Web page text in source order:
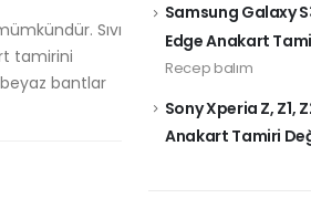
Sıvı
tamirini
beyaz bantlar
Samsung Galaxy
Edge Anakart
Recep balım
Sony Xperia Z, Z1,
Anakart Tamiri